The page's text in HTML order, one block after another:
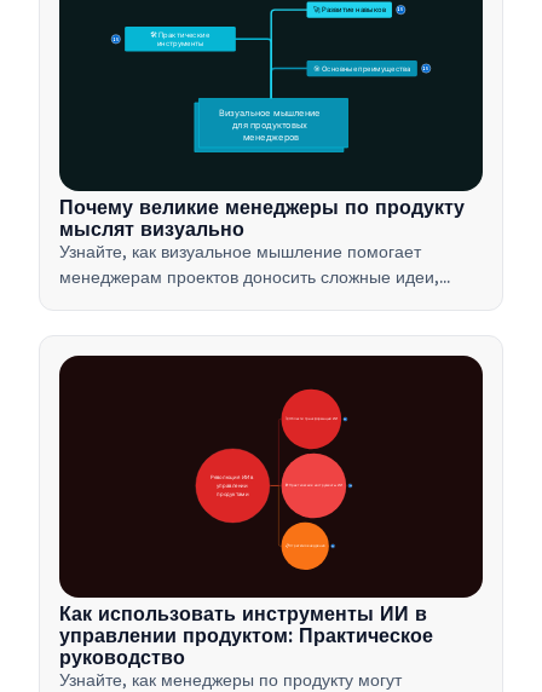
🎯 Основные преимущества 15
🛠️ Практические
инструменты
15
🚀 Развитие навыков 15
Визуальное мышление
для продуктовых
менеджеров
Почему великие менеджеры по продукту
мыслят визуально
Узнайте, как визуальное мышление помогает
менеджерам проектов доносить сложные идеи,
таких методов, как ментальные карты и продуктовые
деревья.
🚀 Области трансформации ИИ
🛠️ Практические инструменты ИИ
📋 Стратегия внедрения
Революция ИИ в
управлении
продуктами
Как использовать инструменты ИИ в
управлении продуктом: Практическое
руководство
Узнайте, как менеджеры по продукту могут